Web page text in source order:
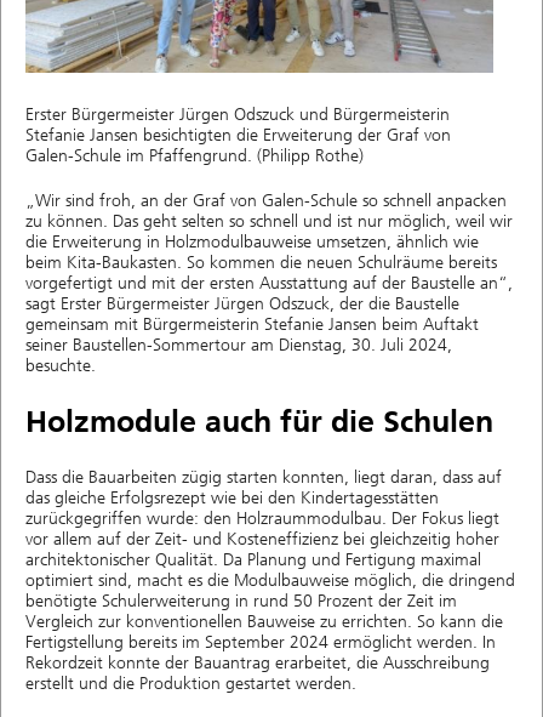
Erster Bürgermeister Jürgen Odszuck und Bürgermeisterin
Stefanie Jansen besichtigten die Erweiterung der Graf von
Galen-Schule im Pfaffengrund. (Philipp Rothe)
„Wir sind froh, an der Graf von Galen-Schule so schnell anpacken
zu können. Das geht selten so schnell und ist nur möglich, weil wir
die Erweiterung in Holzmodulbauweise umsetzen, ähnlich wie
beim Kita-Baukasten. So kommen die neuen Schulräume bereits
vorgefertigt und mit der ersten Ausstattung auf der Baustelle an“,
sagt Erster Bürgermeister Jürgen Odszuck, der die Baustelle
gemeinsam mit Bürgermeisterin Stefanie Jansen beim Auftakt
seiner Baustellen-Sommertour am Dienstag, 30. Juli 2024,
besuchte.
Holzmodule auch für die Schulen
Dass die Bauarbeiten zügig starten konnten, liegt daran, dass auf
das gleiche Erfolgsrezept wie bei den Kindertagesstätten
zurückgegriffen wurde: den Holzraummodulbau. Der Fokus liegt
vor allem auf der Zeit- und Kosteneffizienz bei gleichzeitig hoher
architektonischer Qualität. Da Planung und Fertigung maximal
optimiert sind, macht es die Modulbauweise möglich, die dringend
benötigte Schulerweiterung in rund 50 Prozent der Zeit im
Vergleich zur konventionellen Bauweise zu errichten. So kann die
Fertigstellung bereits im September 2024 ermöglicht werden. In
Rekordzeit konnte der Bauantrag erarbeitet, die Ausschreibung
erstellt und die Produktion gestartet werden.